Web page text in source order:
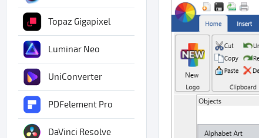
Topaz Gigapixel
Luminar Neo
UniConverter
PDFelement Pro
DaVinci Resolve